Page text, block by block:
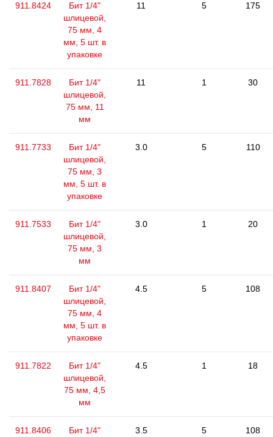
911.8424
Бит 1/4"
шлицевой,
75 мм, 4
мм, 5 шт. в
упаковке
11 5 175
911.7828
Бит 1/4"
шлицевой,
75 мм, 11
мм
11 1 30
911.7733
Бит 1/4"
шлицевой,
75 мм, 3
мм, 5 шт. в
упаковке
3.0 5 110
911.7533
Бит 1/4"
шлицевой,
75 мм, 3
мм
3.0 1 20
911.8407
Бит 1/4"
шлицевой,
75 мм, 4
мм, 5 шт. в
упаковке
4.5 5 108
911.7822
Бит 1/4"
шлицевой,
75 мм, 4,5
мм
4.5 1 18
911.8406
Бит 1/4"
3.5 5 108